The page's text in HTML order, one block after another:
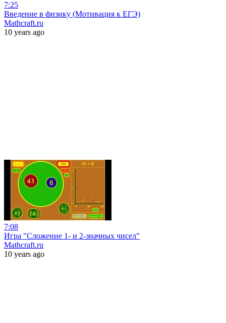
7:25
Введение в физику (Мотивация к ЕГЭ)
Mathcraft.ru
10 years ago
7:08
Игра "Сложение 1- и 2-значных чисел"
Mathcraft.ru
10 years ago